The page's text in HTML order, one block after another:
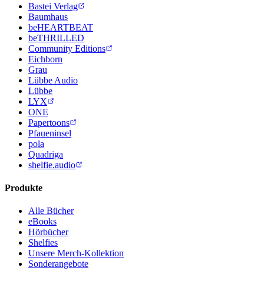
Bastei Verlag
Baumhaus
beHEARTBEAT
beTHRILLED
Community Editions
Eichborn
Grau
Lübbe Audio
Lübbe
LYX
ONE
Papertoons
Pfaueninsel
pola
Quadriga
shelfie.audio
Produkte
Alle Bücher
eBooks
Hörbücher
Shelfies
Unsere Merch-Kollektion
Sonderangebote